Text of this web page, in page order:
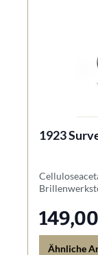
1923
Ähnliche